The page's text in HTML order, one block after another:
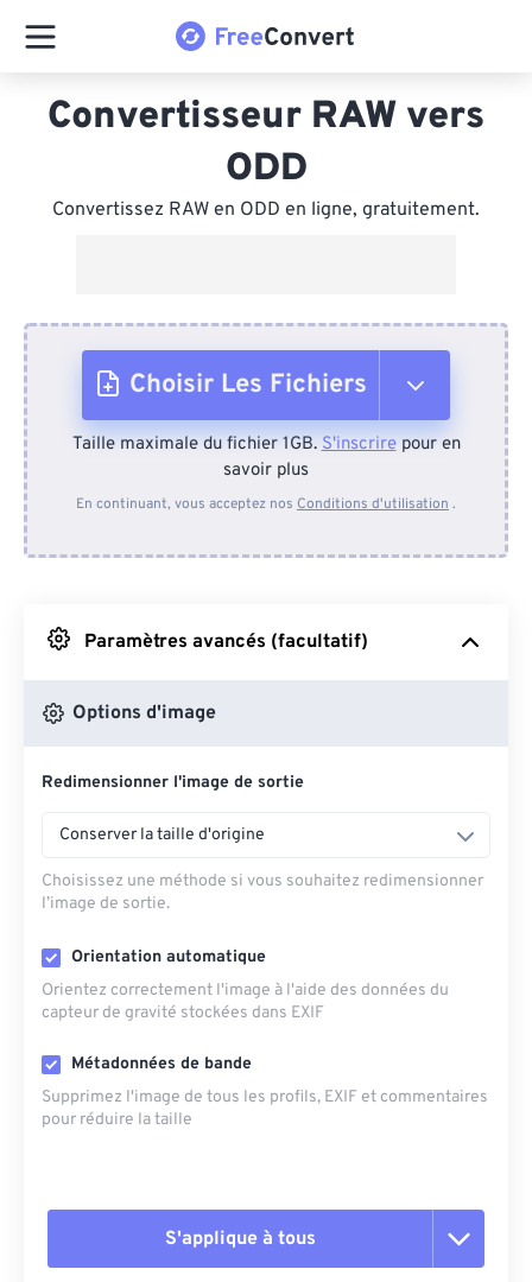
Convertisseur RAW vers
ODD
Convertissez RAW en ODD en ligne, gratuitement.
Choisir Les Fichiers
Depuis l'appareil
Depuis Google Drive
Depuis OneDrive
Depuis l'URL
Taille maximale du fichier 1GB.S'inscrirepour en
savoir plus
En continuant, vous acceptez nos Conditions d'utilisation .
Paramètres avancés (facultatif)
Options d'image
Redimensionner l'image de sortie
Conserver la taille d'origine
Choisissez une méthode si vous souhaitez redimensionner
l’image de sortie.
Orientation automatique
Orientez correctement l'image à l'aide des données du
capteur de gravité stockées dans EXIF
Métadonnées de bande
Supprimez l'image de tous les profils, EXIF ​​et commentaires
pour réduire la taille
S'applique à tous